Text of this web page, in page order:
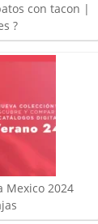
con tacon |
?
Mexico 2024